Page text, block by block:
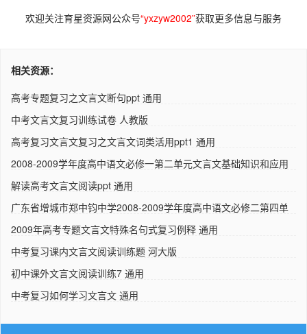
欢迎关注育星资源网公众号“yxzyw2002”获取更多信息与服务
相关资源：
高考专题复习之文言文断句ppt 通用
中考文言文复习训练试卷 人教版
高考复习文言文复习之文言文词类活用ppt1 通用
2008-2009学年度高中语文必修一第二单元文言文基础知识和应用
解读高考文言文阅读ppt 通用
广东省增城市郑中钧中学2008-2009学年度高中语文必修二第四单
2009年高考专题文言文特殊名句式复习例释 通用
中考复习课内文言文阅读训练题 河大版
初中课外文言文阅读训练7 通用
中考复习如何学习文言文 通用